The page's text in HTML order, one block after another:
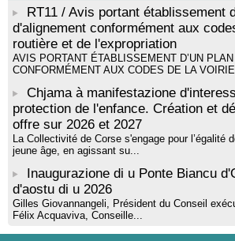
par Alexandre Dominati - Mediateca
TallàRT11 / Avis portant établissement
d'alignement conformément aux
routière et de l'expropriation
AVIS PORTANT ÉTABLISSEMENT D’UN
CONFORMÉMENT AUX CODES DE LA
Chjama à manifestazione
protection de l'enfance. Création et
offre sur 2026 et 2027
La Collectivité de Corse s'engage pour l’égalité
jeune âge, en agissant su...
Inaugurazione di u Ponte Biancu
d'aostu di u 2026
Gilles Giovannangeli, Président du Conseil
Félix Acquaviva, Conseille...